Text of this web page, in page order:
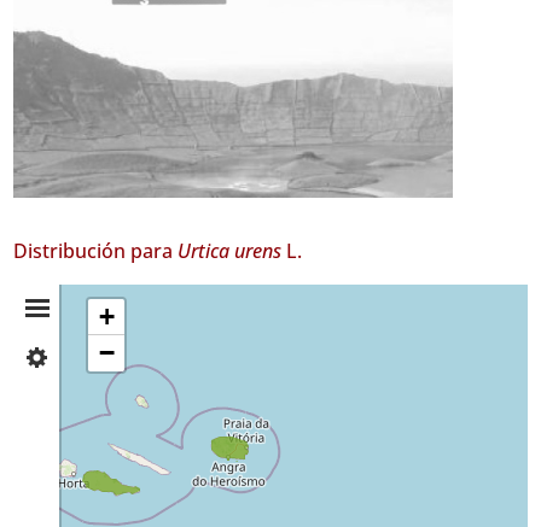
Distribución para Urtica urens L.
Resumen
Distribución
Pico
Terceira
8
✓
+
−